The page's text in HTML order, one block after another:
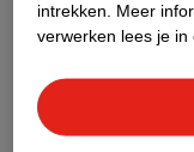
frisse mond. Maar let
de kans het
liefst minimaal een uur.
intrekken.
Meer
verwerken lees je in